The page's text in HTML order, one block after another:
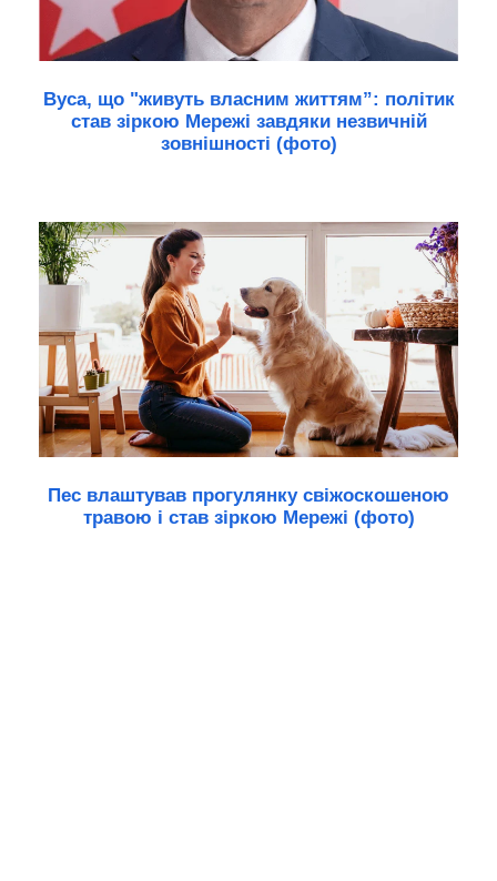
Вуса, що "живуть власним життям”: політик
став зіркою Мережі завдяки незвичній
зовнішності (фото)
Пес влаштував прогулянку свіжоскошеною
травою і став зіркою Мережі (фото)